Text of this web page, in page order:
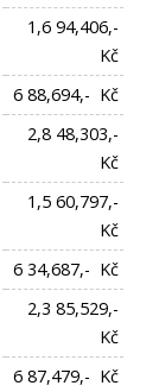
1,6 94,406,-
Kč
6 88,694,- Kč
2,8 48,303,-
Kč
1,5 60,797,-
Kč
6 34,687,- Kč
2,3 85,529,-
Kč
6 87,479,- Kč